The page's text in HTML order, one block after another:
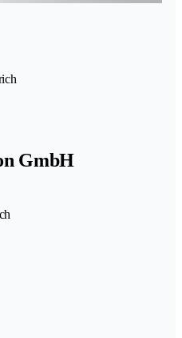
GmbH